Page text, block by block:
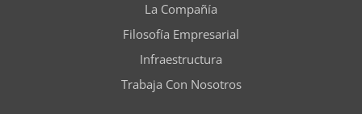
La Compañía
Filosofía Empresarial
Infraestructura
Trabaja Con Nosotros